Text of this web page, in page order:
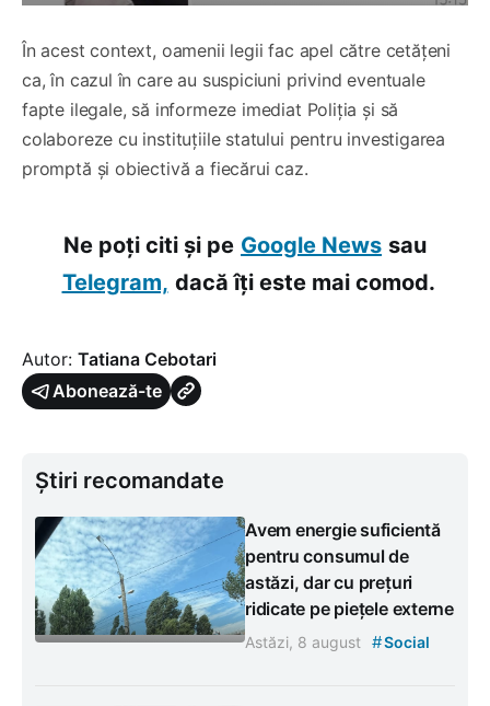
În acest context, oamenii legii fac apel către cetățeni
ca, în cazul în care au suspiciuni privind eventuale
fapte ilegale, să informeze imediat Poliția și să
colaboreze cu instituțiile statului pentru investigarea
promptă și obiectivă a fiecărui caz.
Ne poți citi și pe Google News sau
Telegram, dacă îți este mai comod.
Autor: Tatiana Cebotari
Abonează-te
Știri recomandate
Avem energie suficientă
pentru consumul de
astăzi, dar cu prețuri
ridicate pe piețele externe
Astăzi, 8 august #Social